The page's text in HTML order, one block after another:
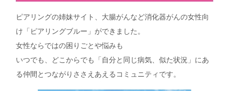
ピアリングの姉妹サイト、大腸がんなど消化器がんの女性向
け「ピアリングブルー」ができました。
女性ならではの困りごとや悩みも
いつでも、どこからでも「自分と同じ病気、似た状況」にあ
る仲間とつながりささえあえるコミュニティです。